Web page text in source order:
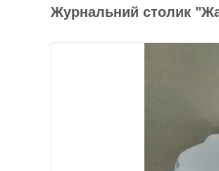
Журнальний столик